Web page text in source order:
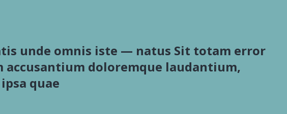
unde omnis iste — natus Sit totam error
accusantium doloremque laudantium,
quae